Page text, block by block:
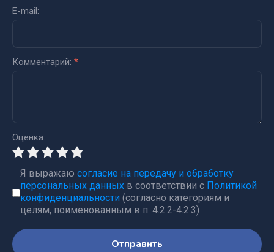
E-mail:
Комментарий: *
Оценка:
Я выражаю согласие на передачу и обработку
персональных данных в соответствии с Политикой
конфиденциальности (согласно категориям и
целям, поименованным в п. 4.2.2-4.2.3)
Отправить